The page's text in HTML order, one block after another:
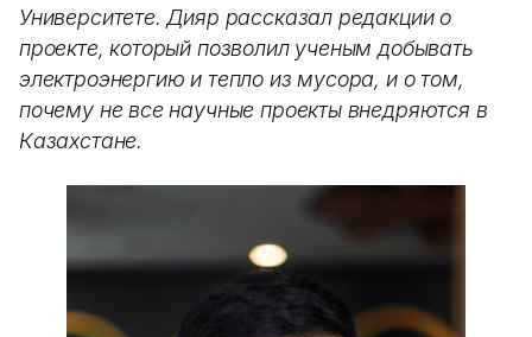
Университете. Дияр рассказал редакции о
проекте, который позволил ученым добывать
электроэнергию и тепло из мусора, и о том,
почему не все научные проекты внедряются в
Казахстане.